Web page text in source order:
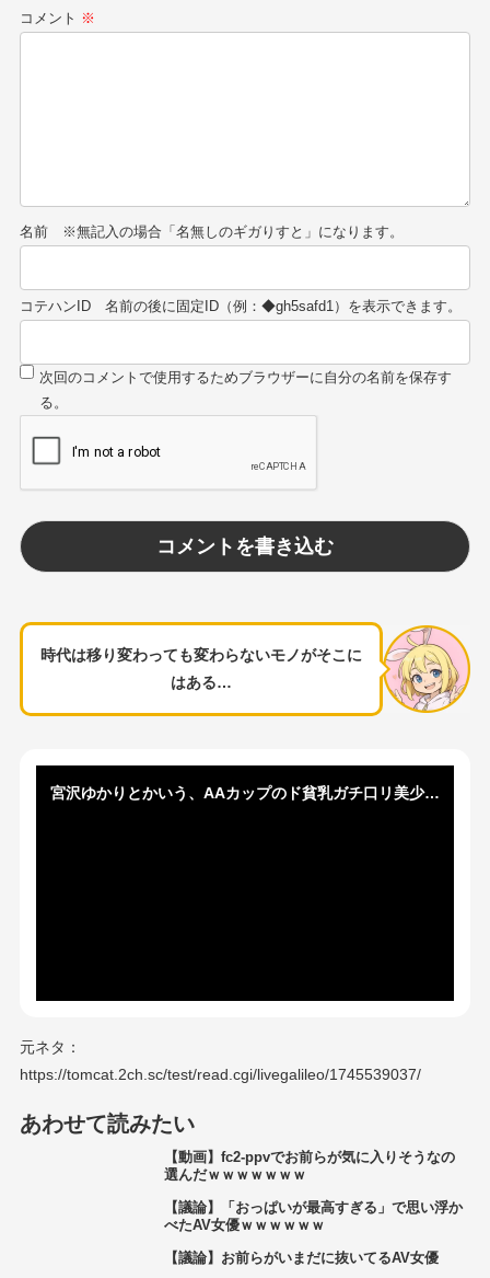
コメント ※
名前
コテハンID
時代は移り変わっても変わらないモノがそこに
はある…
宮沢ゆかりとかいう、AAカップのド貧乳ガチ口リ美少女AV女優ｗｗｗｗ
元ネタ：
https://tomcat.2ch.sc/test/read.cgi/livegalileo/1745539037/
あわせて読みたい
【動画】fc2-ppvでお前らが気に入りそうなの
選んだｗｗｗｗｗｗｗ
【議論】「おっぱいが最高すぎる」で思い浮か
べたAV女優ｗｗｗｗｗｗ
【議論】お前らがいまだに抜いてるAV女優